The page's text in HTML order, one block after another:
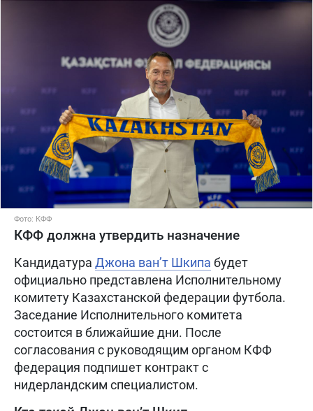
Фото: КФФ
КФФ должна утвердить назначение
Кандидатура Джона ван’т Шкипа будет
официально представлена Исполнительному
комитету Казахстанской федерации футбола.
Заседание Исполнительного комитета
состоится в ближайшие дни. После
согласования с руководящим органом КФФ
федерация подпишет контракт с
нидерландским специалистом.